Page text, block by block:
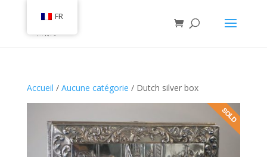
Accueil / Aucune catégorie / Dutch silver box
FR